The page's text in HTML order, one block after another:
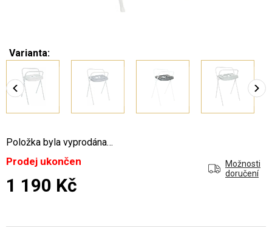
Varianta:
Položka byla vyprodána…
Prodej ukončen
Možnosti
doručení
1 190 Kč